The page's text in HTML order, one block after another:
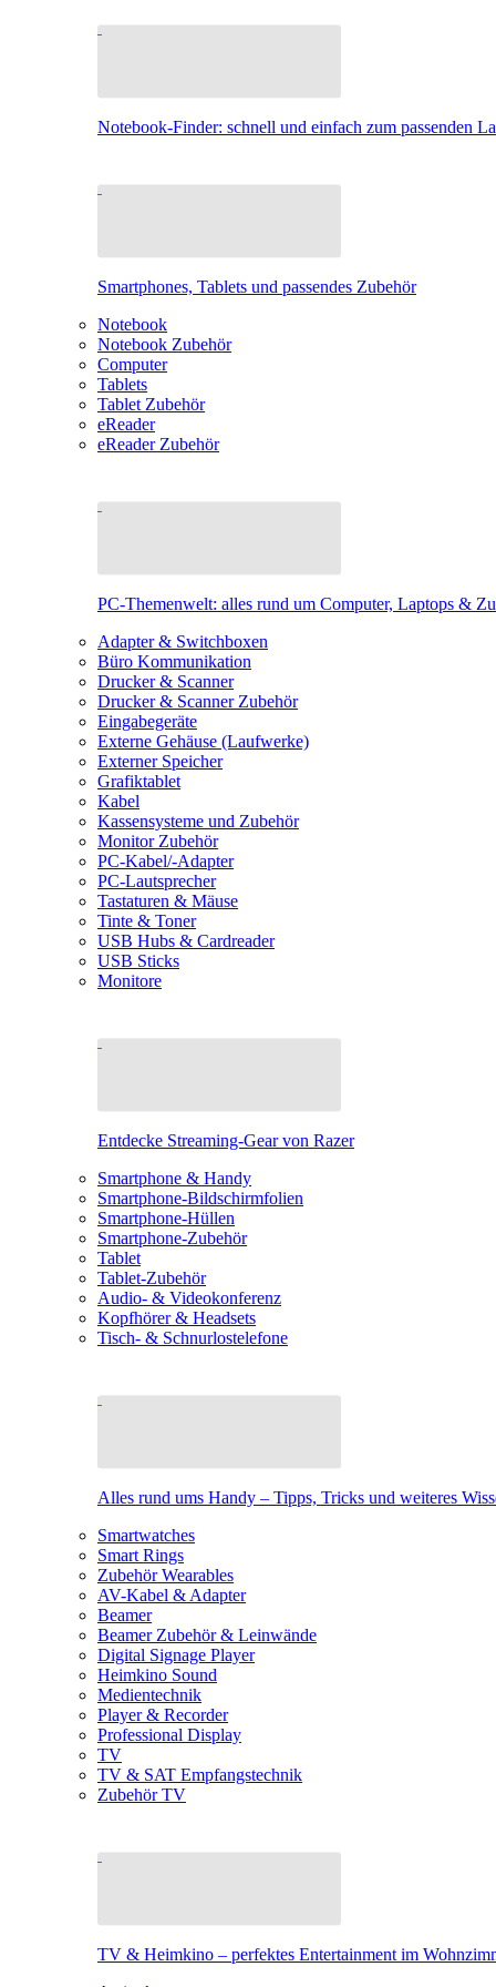
Notebook-Finder: schnell und einfach zum passenden
Smartphones, Tablets und passendes Zubehör
Notebook
Notebook Zubehör
Computer
Tablets
Tablet Zubehör
eReader
eReader Zubehör
PC-Themenwelt: alles rund um Computer, Laptops &
Adapter & Switchboxen
Büro Kommunikation
Drucker & Scanner
Drucker & Scanner Zubehör
Eingabegeräte
Externe Gehäuse (Laufwerke)
Externer Speicher
Grafiktablet
Kabel
Kassensysteme und Zubehör
Monitor Zubehör
PC-Kabel/-Adapter
PC-Lautsprecher
Tastaturen & Mäuse
Tinte & Toner
USB Hubs & Cardreader
USB Sticks
Monitore
Entdecke Streaming-Gear von Razer
Smartphone & Handy
Smartphone-Bildschirmfolien
Smartphone-Hüllen
Smartphone-Zubehör
Tablet
Tablet-Zubehör
Audio- & Videokonferenz
Kopfhörer & Headsets
Tisch- & Schnurlostelefone
Alles rund ums Handy – Tipps, Tricks und weiteres
Smartwatches
Smart Rings
Zubehör Wearables
AV-Kabel & Adapter
Beamer
Beamer Zubehör & Leinwände
Digital Signage Player
Heimkino Sound
Medientechnik
Player & Recorder
Professional Display
TV
TV & SAT Empfangstechnik
Zubehör TV
TV & Heimkino – perfektes Entertainment im